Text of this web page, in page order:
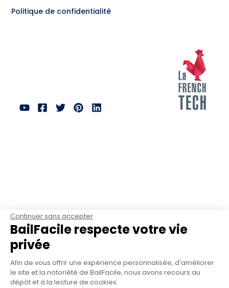
Politique de confidentialité
Continuer sans accepter
BailFacile respecte votre vie
privée
Afin de vous offrir une expérience personnalisée, d'améliorer
le site et la notoriété de BailFacile, nous avons recours au
dépôt et à la lecture de cookies.